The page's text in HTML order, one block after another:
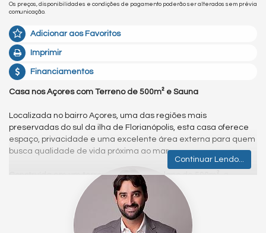
Os preços, disponibilidades e condições de pagamento poderão ser alterados sem prévia
comunicação.
Adicionar aos Favoritos
Imprimir
Financiamentos
Casa nos Açores com Terreno de 500m² e Sauna
Localizada no bairro Açores, uma das regiões mais
preservadas do sul da ilha de Florianópolis, esta casa oferece
espaço, privacidade e uma excelente área externa para quem
busca qualidade de vida próxima ao mar.
Construída em um terreno totalmente plano de 500m², a
propriedade possui amplo pátio, proporcionando inúmeras
possibilidades de aproveitamento. O espaço permite a
implantação de piscina, área gourmet, jardim, espaço para
pets ou ambientes de convivência para toda a família.
Continuar Lendo...